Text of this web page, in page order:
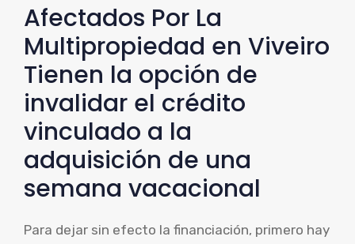
Afectados Por La
Multipropiedad en Viveiro
Tienen la opción de
invalidar el crédito
vinculado a la
adquisición de una
semana vacacional
Para dejar sin efecto la financiación, primero hay